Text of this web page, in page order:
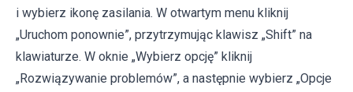
i wybierz ikonę zasilania. W otwartym menu kliknij
„Uruchom ponownie”, przytrzymując klawisz „Shift” na
klawiaturze. W oknie „Wybierz opcję” kliknij
„Rozwiązywanie problemów”, a następnie wybierz „Opcje